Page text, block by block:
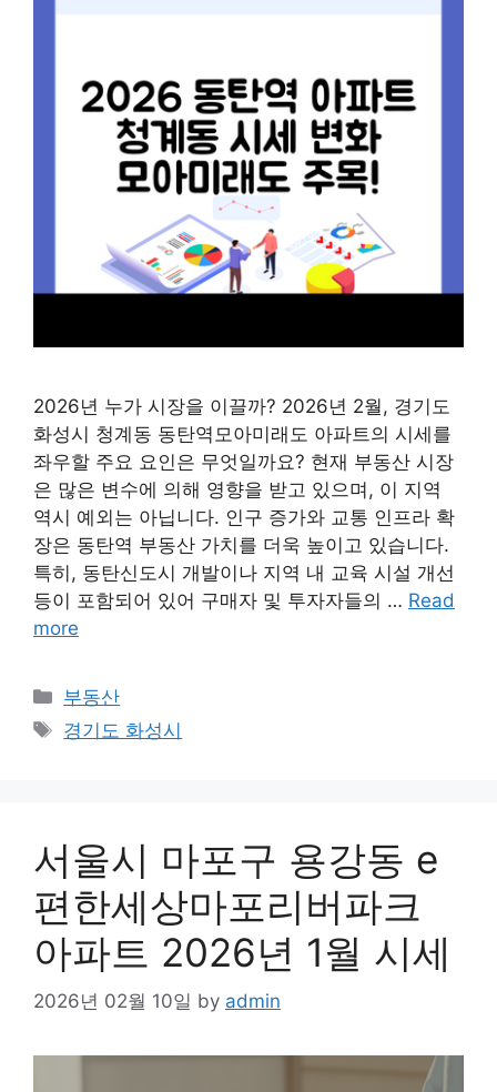
2026년 누가 시장을 이끌까? 2026년 2월, 경기도
화성시 청계동 동탄역모아미래도 아파트의 시세를
좌우할 주요 요인은 무엇일까요? 현재 부동산 시장
은 많은 변수에 의해 영향을 받고 있으며, 이 지역
역시 예외는 아닙니다. 인구 증가와 교통 인프라 확
장은 동탄역 부동산 가치를 더욱 높이고 있습니다.
특히, 동탄신도시 개발이나 지역 내 교육 시설 개선
등이 포함되어 있어 구매자 및 투자자들의 … Read
more
Categories
부동산
Tags
경기도 화성시
서울시 마포구 용강동 e
편한세상마포리버파크
아파트 2026년 1월 시세
2026년 02월 10일 by admin